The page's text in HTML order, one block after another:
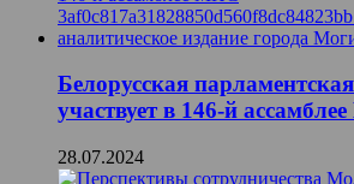
Белорусская
участвует в 146-й
28.07.2024